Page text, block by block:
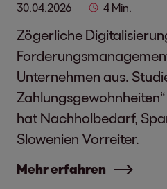
30.04.2026 4 Min.
Zögerliche
Unternehmen aus.
hat Nachholbedarf,
Slowenien Vorreiter.
Mehr erfahren